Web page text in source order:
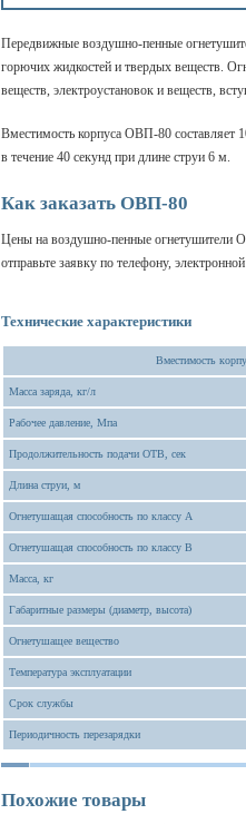
Передвижные воздушно-пенные
горючих жидкостей и твердых веществ.
веществ, электроустановок и веществ,
Вместимость корпуса ОВП-80 составляет
в течение 40 секунд при длине струи 6 м.
Как заказать ОВП-80
Цены на воздушно-пенные огнетушители
отправьте заявку по телефону,
Технические характеристики
Вместимость
Масса заряда, кг/л
Рабочее давление, Мпа
Продолжительность подачи ОТВ, сек
Длина струи, м
Огнетушащая способность по классу А
Огнетушащая способность по классу В
Масса, кг
Габаритные размеры (диаметр, высота)
Огнетушащее вещество
Температура эксплуатации
Срок службы
Периодичность перезарядки
Похожие товары